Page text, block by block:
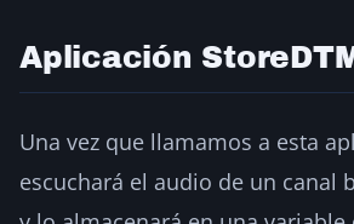
Aplicación
Una vez que llamamos a esta
escuchará el audio de un canal